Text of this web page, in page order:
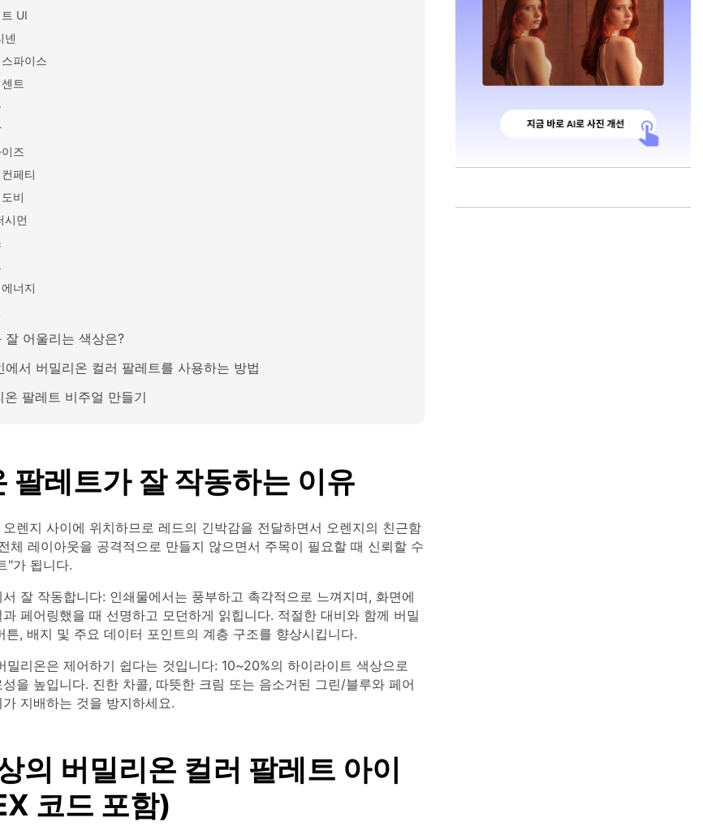
UI
넨
파이스
트
즈
페티
비
시먼
너지
잘 어울리는 색상은?
에서 버밀리온 컬러 팔레트를 사용하는 방법
온 팔레트 비주얼 만들기
팔레트가 잘 작동하는 이유
렌지 사이에 위치하므로 레드의 긴박감을 전달하면서 오렌지의 친근함
체 레이아웃을 공격적으로 만들지 않으면서 주목이 필요할 때 신뢰할 수
"가 됩니다.
잘 작동합니다: 인쇄물에서는 풍부하고 촉각적으로 느껴지며, 화면에
페어링했을 때 선명하고 모던하게 읽힙니다. 적절한 대비와 함께 버밀
튼, 배지 및 주요 데이터 포인트의 계층 구조를 향상시킵니다.
밀리온은 제어하기 쉽다는 것입니다: 10~20%의 하이라이트 색상으로
을 높입니다. 진한 차콜, 따뜻한 크림 또는 음소거된 그린/블루와 페어
지배하는 것을 방지하세요.
의 버밀리온 컬러 팔레트 아이
코드 포함)